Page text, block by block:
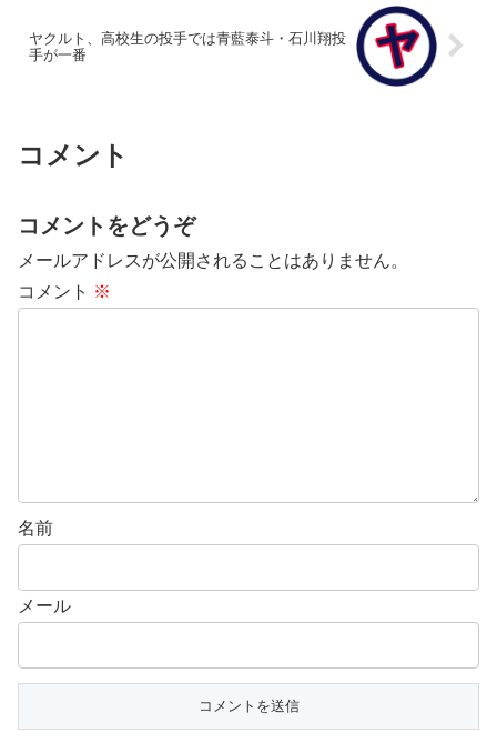
ヤクルト、高校生の投手では青藍泰斗・石川翔投
手が一番
コメント
コメントをどうぞ
メールアドレスが公開されることはありません。
コメント ※
名前
メール